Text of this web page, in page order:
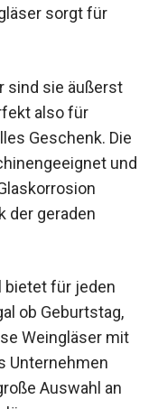
sorgt für
sind sie äußerst
also für
Geschenk. Die
und
der geraden
bietet für jeden
ob Geburtstag,
Weingläser mit
Unternehmen
Auswahl an